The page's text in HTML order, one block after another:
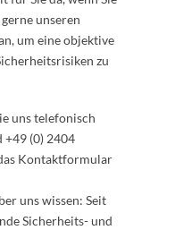
unseren
um eine objektive
zu
uns telefonisch
+49 (0) 2404
Kontaktformular
uns wissen: Seit
Sicherheits- und